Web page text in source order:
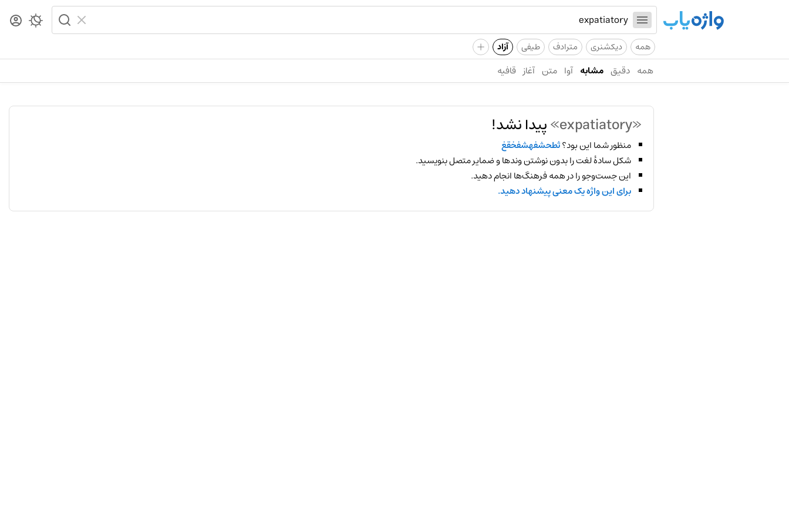
همه دیکشنری مترادف طیفی آزاد +
همه دقیق مشابه آوا متن آغاز قافیه
«expatiatory» پیدا نشد!
منظور شما این بود؟ثطحشفهشفخقغ
شکل سادهٔ لغت را بدون نوشتن وندها و ضمایر متصل بنویسید.
این جست‌وجو را در همه فرهنگ‌ها انجام دهید.
برای این واژه یک معنی پیشنهاد دهید.